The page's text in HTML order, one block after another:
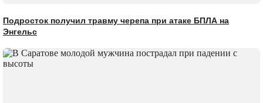
Подросток получил травму черепа при атаке БПЛА на
Энгельс